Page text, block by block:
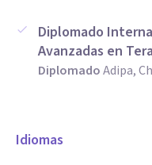
Diplomado
Avanzadas en
DiplomadoAdipa,
Idiomas